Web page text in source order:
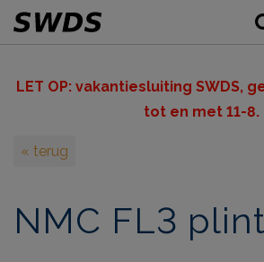
LET OP: vakantiesluiting SWDS,
tot en met 11-8.
« terug
NMC FL3